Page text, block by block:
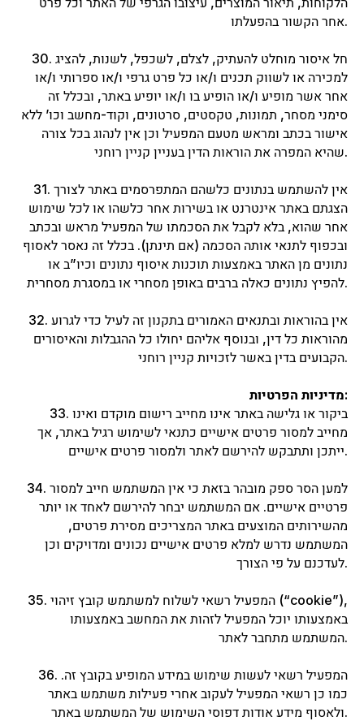
אחר הקשור בהפעלתו.
30. חל איסור מוחלט להעתיק, לצלם, לשכפל, לשנות, להציג
למכירה או לשווק תכנים ו/או כל פרט גרפי ו/או ספרותי ו/או
אחר אשר מופיע ו/או הופיע בו ו/או יופיע באתר, ובכלל זה
סימני מסחר, תמונות, טקסטים, סרטונים, וקוד-מחשב וכו’ ללא
אישור בכתב ומראש מטעם המפעיל וכן אין לנהוג בכל צורה
שהיא המפרה את הוראות הדין בעניין קניין רוחני.
31. אין להשתמש בנתונים כלשהם המתפרסמים באתר לצורך
הצגתם באתר אינטרנט או בשירות אחר כלשהו או לכל שימוש
אחר שהוא, בלא לקבל את הסכמתו של המפעיל מראש ובכתב
ובכפוף לתנאי אותה הסכמה (אם תינתן). בכלל זה נאסר לאסוף
נתונים מן האתר באמצעות תוכנות איסוף נתונים וכיו”ב או
להפיץ נתונים כאלה ברבים באופן מסחרי או במסגרת מסחרית.
32. אין בהוראות ובתנאים האמורים בתקנון זה לעיל כדי לגרוע
מהוראות כל דין, ובנוסף אליהם יחולו כל ההגבלות והאיסורים
הקבועים בדין באשר לזכויות קניין רוחני.
מדיניות הפרטיות:
33. ביקור או גלישה באתר אינו מחייב רישום מוקדם ואינו
מחייב למסור פרטים אישיים כתנאי לשימוש רגיל באתר, אך
ייתכן ותתבקש להירשם לאתר ולמסור פרטים אישיים.
34. למען הסר ספק מובהר בזאת כי אין המשתמש חייב למסור
פרטיים אישיים. אם המשתמש יבחר להירשם לאחד או יותר
מהשירותים המוצעים באתר המצריכים מסירת פרטים,
המשתמש נדרש למלא פרטים אישיים נכונים ומדויקים וכן
לעדכנם על פי הצורך.
35. המפעיל רשאי לשלוח למשתמש קובץ זיהוי (“cookie”),
באמצעותו יוכל המפעיל לזהות את המחשב באמצעותו
המשתמש מתחבר לאתר.
36. המפעיל רשאי לעשות שימוש במידע המופיע בקובץ זה.
כמו כן רשאי המפעיל לעקוב אחרי פעילות משתמש באתר
ולאסוף מידע אודות דפוסי השימוש של המשתמש באתר.